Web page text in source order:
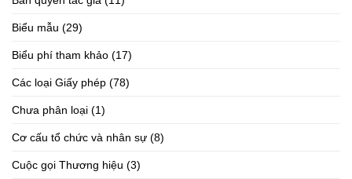
Biểu mẫu (29)
Biểu phí tham khảo (17)
Các loại Giấy phép (78)
Chưa phân loại (1)
Cơ cấu tổ chức và nhân sự (8)
Cuộc gọi Thương hiệu (3)